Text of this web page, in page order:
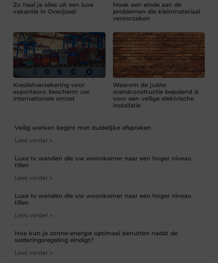
Zo haal je alles uit een luxe
vakantie in Overijssel
Maak een einde aan de
problemen die kleinmateriaal
veroorzaken
Kredietverzekering voor
exporteurs: bescherm uw
internationale omzet
Waarom de juiste
wandconstructie bepalend is
voor een veilige elektrische
installatie
Veilig werken begint met duidelijke afspraken
Lees verder »
Luxe tv wanden die uw woonkamer naar een hoger niveau
tillen
Lees verder »
Luxe tv wanden die uw woonkamer naar een hoger niveau
tillen
Lees verder »
Hoe kun je zonne-energie optimaal benutten nadat de
salderingsregeling eindigt?
Lees verder »